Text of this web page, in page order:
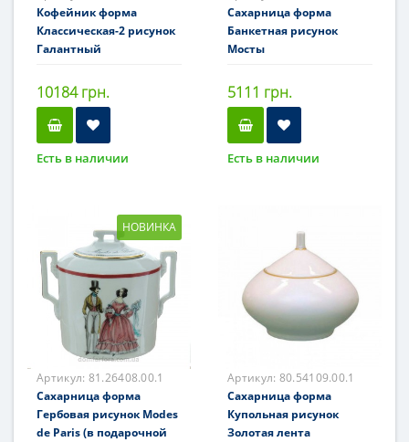
Кофейник форма
Классическая-2 рисунок
Галантный
10184 грн.
Есть в наличии
Сахарница форма
Банкетная рисунок
Мосты
5111 грн.
Есть в наличии
НОВИНКА
Артикул: 81.26408.00.1
Сахарница форма
Гербовая рисунок Modes
de Paris (в подарочной
Артикул: 80.54109.00.1
Сахарница форма
Купольная рисунок
Золотая лента